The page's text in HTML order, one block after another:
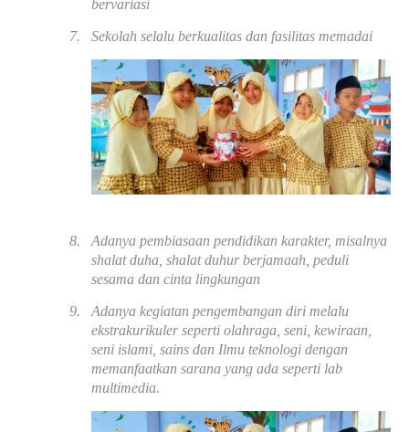
bervariasi
7. Sekolah selalu berkualitas dan fasilitas memadai
8.
Adanya pembiasaan pendidikan karakter, misalnya
shalat duha, shalat duhur berjamaah, peduli
sesama dan cinta lingkungan
9.
Adanya kegiatan pengembangan diri melalu
ekstrakurikuler seperti olahraga, seni, kewiraan,
seni islami, sains dan Ilmu teknologi dengan
memanfaatkan sarana yang ada seperti lab
multimedia.